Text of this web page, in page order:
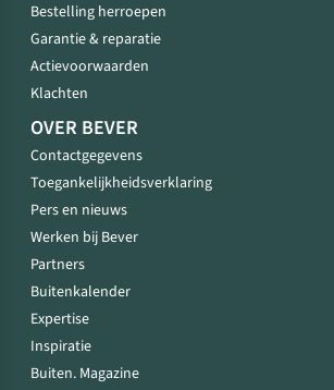
Bestelling herroepen
Garantie & reparatie
Actievoorwaarden
Klachten
OVER BEVER
Contactgegevens
Toegankelijkheidsverklaring
Pers en nieuws
Werken bij Bever
Partners
Buitenkalender
Expertise
Inspiratie
Buiten. Magazine